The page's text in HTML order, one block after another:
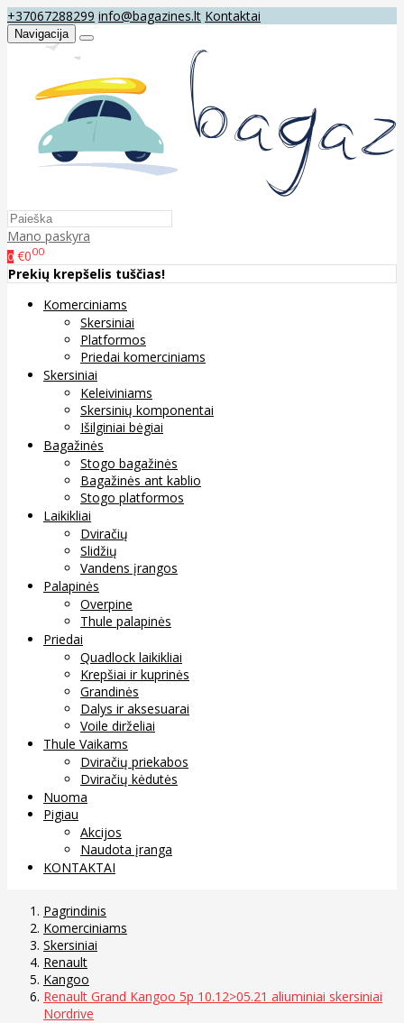
+37067288299 info@bagazines.lt Kontaktai
Navigacija
Mano paskyra
0 €000
Prekių krepšelis tuščias!
Komerciniams
Skersiniai
Platformos
Priedai komerciniams
Skersiniai
Keleiviniams
Skersinių komponentai
Išilginiai bėgiai
Bagažinės
Stogo bagažinės
Bagažinės ant kablio
Stogo platformos
Laikikliai
Dviračių
Slidžių
Vandens įrangos
Palapinės
Overpine
Thule palapinės
Priedai
Quadlock laikikliai
Krepšiai ir kuprinės
Grandinės
Dalys ir aksesuarai
Voile dirželiai
Thule Vaikams
Dviračių priekabos
Dviračių kėdutės
Nuoma
Pigiau
Akcijos
Naudota įranga
KONTAKTAI
Pagrindinis
Komerciniams
Skersiniai
Renault
Kangoo
Renault Grand Kangoo 5p 10.12>05.21 aliuminiai skersiniai
Nordrive